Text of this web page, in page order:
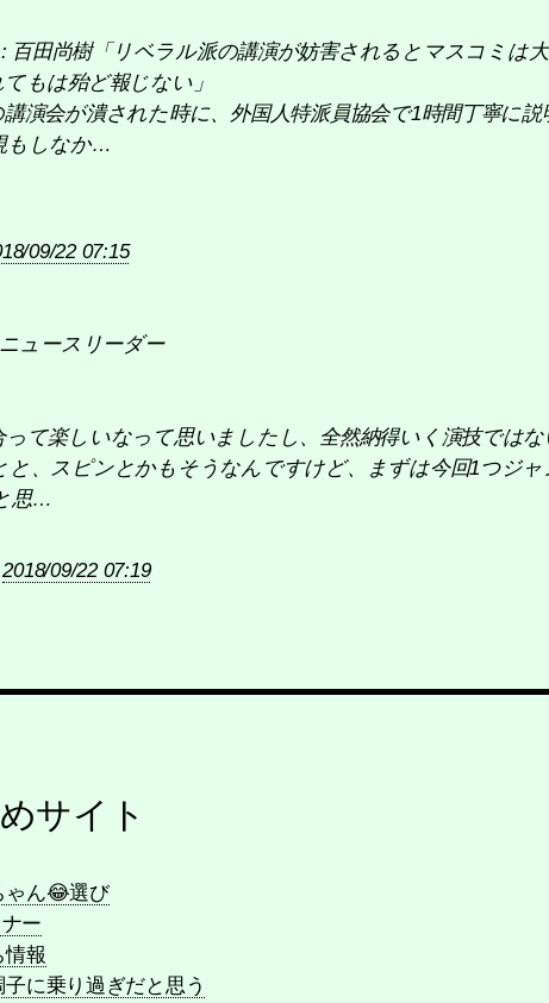
百田尚樹「リベラル派の講演が妨害されるとマスコミは
もは殆ど報じない」
演会が潰された時に、外国人特派員協会で1時間丁寧に
もしなか…
09/22 07:15
ュースリーダー
って楽しいなって思いましたし、全然納得いく演技では
と、スピンとかもそうなんですけど、まずは今回1つジ
思…
2018/09/22 07:19
サイト
ゃん😂選び
ー
情報
に乗り過ぎだと思う